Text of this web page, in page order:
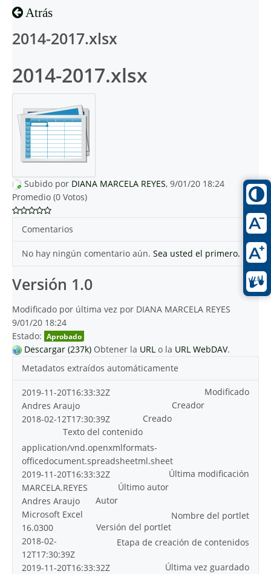
Atrás
2014-2017.xlsx
2014-2017.xlsx
Subido por DIANA MARCELA REYES, 9/01/20 18:24
Promedio (0 Votos)
Comentarios
No hay ningún comentario aún. Sea usted el primero.
Versión 1.0
Modificado por última vez por DIANA MARCELA REYES
9/01/20 18:24
Estado: Aprobado
Descargar (237k) Obtener la URL o la URL WebDAV.
Metadatos extraídos automáticamente
Modificado
2019-11-20T16:33:32Z
Creador
Andres Araujo
Creado
2018-02-12T17:30:39Z
Texto del contenido
application/vnd.openxmlformats-
officedocument.spreadsheetml.sheet
Última modificación
2019-11-20T16:33:32Z
Último autor
MARCELA.REYES
Autor
Andres Araujo
Nombre del portlet
Microsoft Excel
Versión del portlet
16.0300
Etapa de creación de contenidos
2018-02-
12T17:30:39Z
Última vez guardado
2019-11-20T16:33:32Z